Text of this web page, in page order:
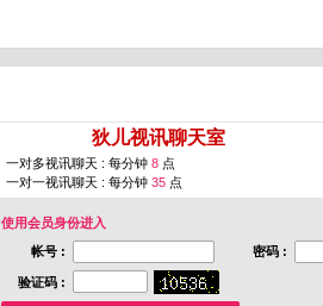
狄儿视讯聊天室
一对多视讯聊天 : 每分钟 8 点
一对一视讯聊天 : 每分钟 35 点
使用会员身份进入
帐号 :
密码 :
验证码 :